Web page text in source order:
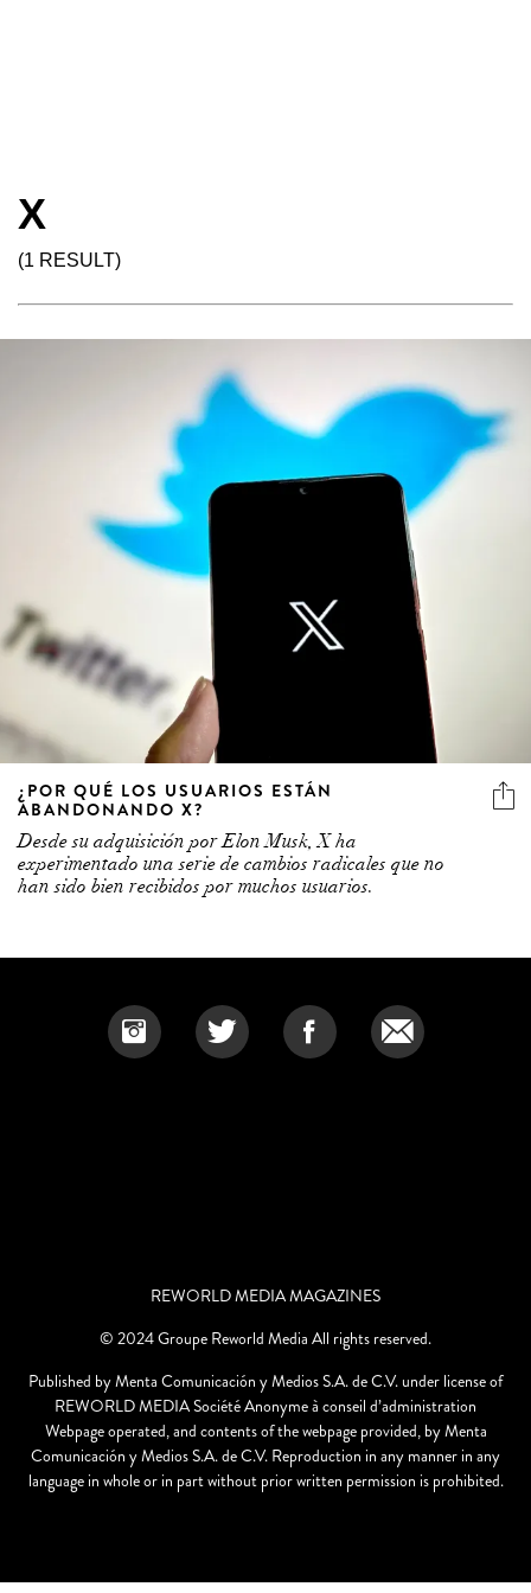
X
(1 RESULT)
¿POR QUÉ LOS USUARIOS ESTÁN
ABANDONANDO X?
Desde su adquisición por Elon Musk, X ha
experimentado una serie de cambios radicales que no
han sido bien recibidos por muchos usuarios.
REWORLD MEDIA MAGAZINES
© 2024 Groupe Reworld Media All rights reserved.
Published by Menta Comunicación y Medios S.A. de C.V. under license of
REWORLD MEDIA Société Anonyme à conseil d’administration
Webpage operated, and contents of the webpage provided, by Menta
Comunicación y Medios S.A. de C.V. Reproduction in any manner in any
language in whole or in part without prior written permission is prohibited.